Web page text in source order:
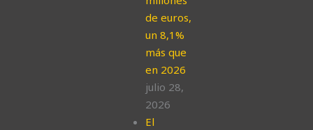
de euros,
un 8,1%
más que
en 2026
julio 28,
2026
El